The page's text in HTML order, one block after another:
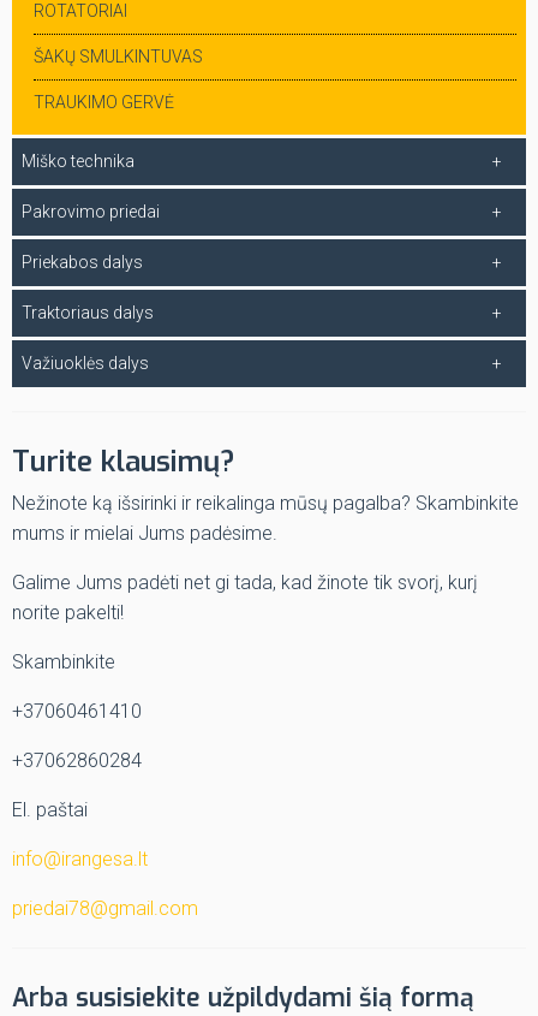
ROTATORIAI
ŠAKŲ SMULKINTUVAS
TRAUKIMO GERVĖ
Miško technika
Pakrovimo priedai
Priekabos dalys
Traktoriaus dalys
Važiuoklės dalys
Turite klausimų?
Nežinote ką išsirinki ir reikalinga mūsų pagalba? Skambinkite
mums ir mielai Jums padėsime.
Galime Jums padėti net gi tada, kad žinote tik svorį, kurį
norite pakelti!
Skambinkite
+37060461410
+37062860284
El. paštai
info@irangesa.lt
priedai78@gmail.com
Arba susisiekite užpildydami šią formą